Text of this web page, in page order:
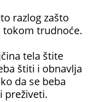
razlog zašto
tokom trudnoće.
tela štite
štiti i obnavlja
da se beba
preživeti.